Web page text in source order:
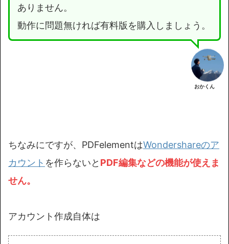
ありません。
動作に問題無ければ有料版を購入しましょう。
おかくん
ちなみにですが、PDFelementはWondershareのア
カウント を作らないと PDF編集などの機能が使えま
せん。
アカウント作成自体は